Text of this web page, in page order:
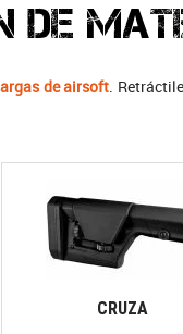
DE
de airsoft.
CRUZA